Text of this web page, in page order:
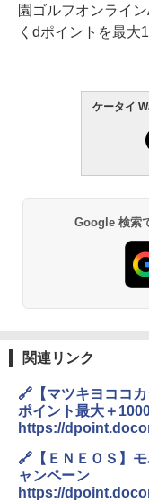
園ゴルフオンライ
くdポイントを最大
ケータイ
Google 検索
関連リンク
🔗【マツキヨココ
ポイント最大＋
https://
🔗【ＥＮＥＯＳ】
ャンペーン
https://